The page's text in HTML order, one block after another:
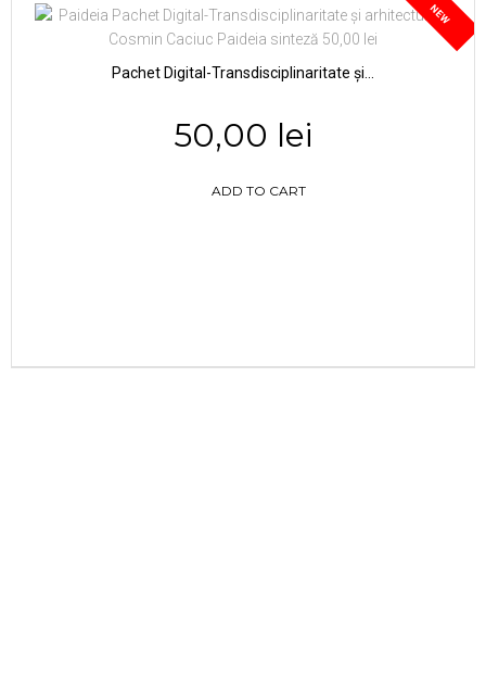
NEW
Pachet Digital-Transdisciplinaritate și...
50,00 lei
ADD TO CART